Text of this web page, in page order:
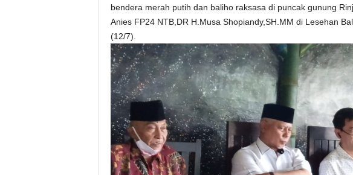
bendera merah putih dan baliho raksasa di puncak gunung
Anies FP24 NTB,DR H.Musa Shopiandy,SH.MM di Lesehan
(12/7).